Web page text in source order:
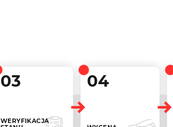
03
WERYFIKACJA
04